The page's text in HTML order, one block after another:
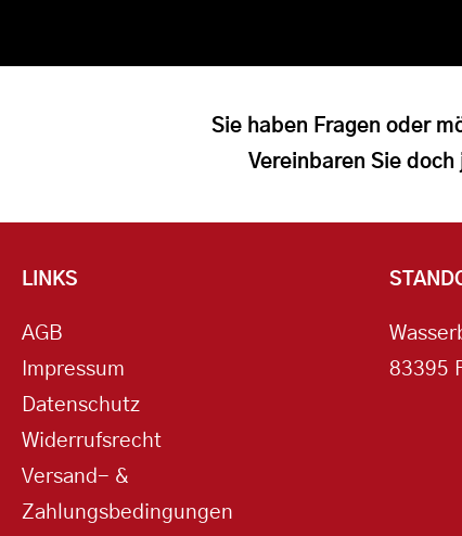
Sie haben Fragen oder
Vereinbaren Sie
LINKS
AGB
Impressum
Datenschutz
Widerrufsrecht
Versand- &
Zahlungsbedingungen
83395